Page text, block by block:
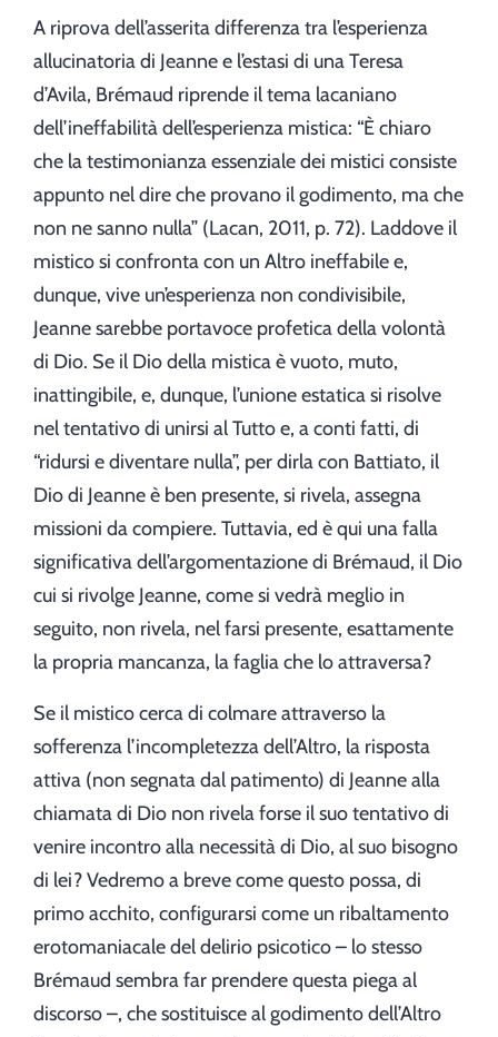
A riprova dell’asserita differenza tra l’esperienza
allucinatoria di Jeanne e l’estasi di una Teresa
d’Avila, Brémaud riprende il tema lacaniano
dell’ineffabilità dell’esperienza mistica: “È chiaro
che la testimonianza essenziale dei mistici consiste
appunto nel dire che provano il godimento, ma che
non ne sanno nulla” (Lacan, 2011, p. 72). Laddove il
mistico si confronta con un Altro ineffabile e,
dunque, vive un’esperienza non condivisibile,
Jeanne sarebbe portavoce profetica della volontà
di Dio. Se il Dio della mistica è vuoto, muto,
inattingibile, e, dunque, l’unione estatica si risolve
nel tentativo di unirsi al Tutto e, a conti fatti, di
“ridursi e diventare nulla”, per dirla con Battiato, il
Dio di Jeanne è ben presente, si rivela, assegna
missioni da compiere. Tuttavia, ed è qui una falla
significativa dell’argomentazione di Brémaud, il Dio
cui si rivolge Jeanne, come si vedrà meglio in
seguito, non rivela, nel farsi presente, esattamente
la propria mancanza, la faglia che lo attraversa?
Se il mistico cerca di colmare attraverso la
sofferenza l’incompletezza dell’Altro, la risposta
attiva (non segnata dal patimento) di Jeanne alla
chiamata di Dio non rivela forse il suo tentativo di
venire incontro alla necessità di Dio, al suo bisogno
di lei? Vedremo a breve come questo possa, di
primo acchito, configurarsi come un ribaltamento
erotomaniacale del delirio psicotico – lo stesso
Brémaud sembra far prendere questa piega al
discorso –, che sostituisce al godimento dell’Altro